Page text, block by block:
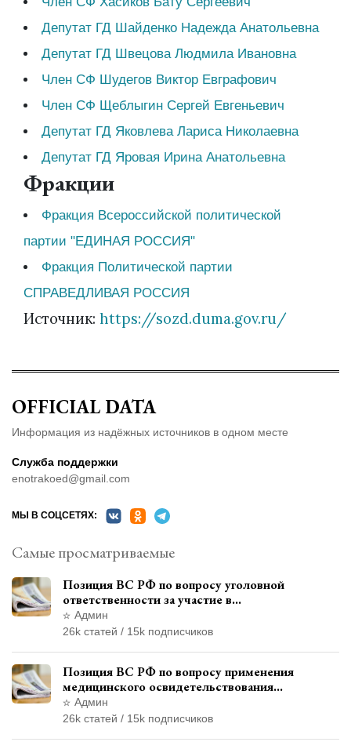
Депутат ГД Шайденко Надежда Анатольевна
Депутат ГД Швецова Людмила Ивановна
Член СФ Шудегов Виктор Евграфович
Член СФ Щеблыгин Сергей Евгеньевич
Депутат ГД Яковлева Лариса Николаевна
Депутат ГД Яровая Ирина Анатольевна
Фракции
Фракция Всероссийской политической
партии "ЕДИНАЯ РОССИЯ"
Фракция Политической партии
СПРАВЕДЛИВАЯ РОССИЯ
Источник: https://sozd.duma.gov.ru/
OFFICIAL DATA
Информация из надёжных источников в одном месте
Служба поддержки
enotrakoed@gmail.com
МЫ В СОЦСЕТЯХ:
Самые просматриваемые
Позиция ВС РФ по вопросу уголовной
ответственности за участие в
террористической организации до
официального признания
Админ
26k статей / 15k подписчиков
Позиция ВС РФ по вопросу применения
медицинского освидетельствования
военнослужащих при увольнении с военной
службы
Админ
26k статей / 15k подписчиков